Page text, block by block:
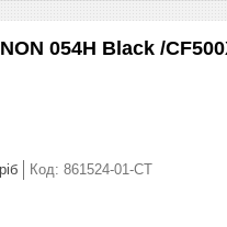
054H Black /
Код: 861524-01-СТ